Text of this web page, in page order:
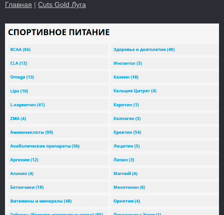
Главная | Cuts Gold Луга